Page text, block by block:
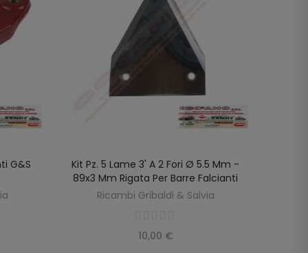
G&S
AGGIUNGI AL CARRELLO
Kit Pz. 5 Lame 3' A 2 Fori Ø 5.5 Mm -
89x3 Mm Rigata Per Barre Falcianti
Ricambi Gribaldi & Salvia
10,00 €